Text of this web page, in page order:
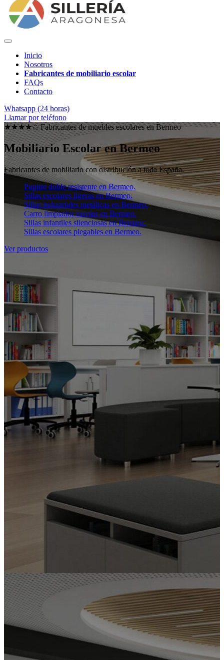
Inicio
Nosotros
Fabricantes de mobiliario escolar
FAQs
Contacto
Whatsapp (24 horas)
Llamar por teléfono
★★★★✩ Fabricantes de muebles escolares enBermeo
Mobiliario Escolar en Bermeo
Fabricantes de mobiliario con distribución a toda España.
Pupitre doble resistente en Bermeo.
Sillas escolares ligeras en Bermeo.
Sillas industriales metálicas en Bermeo.
Carro limpiador escolar en Bermeo.
Sillas infantiles silenciosas en Bermeo.
Sillas escolares plegables en Bermeo.
Ver productos